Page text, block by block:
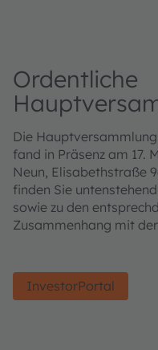
Ordentliche
Die
fand in Präsenz am 17.
Neun, Elisabethstraße
finden Sie
sowie zu den
Zusammenhang mit
InvestorPortal